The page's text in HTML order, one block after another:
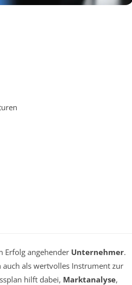
Erfolg angehender Unternehmer.
als wertvolles Instrument zur
hilft dabei, Marktanalyse,